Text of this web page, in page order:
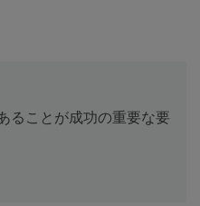
ることが成功の重要な要